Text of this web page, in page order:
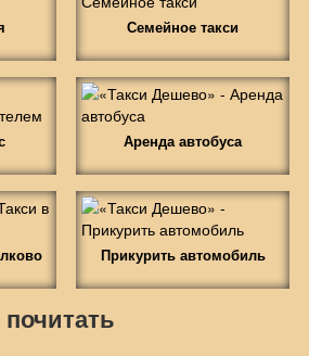
Семейное такси
Аренда автобуса
Прикурить автомобиль